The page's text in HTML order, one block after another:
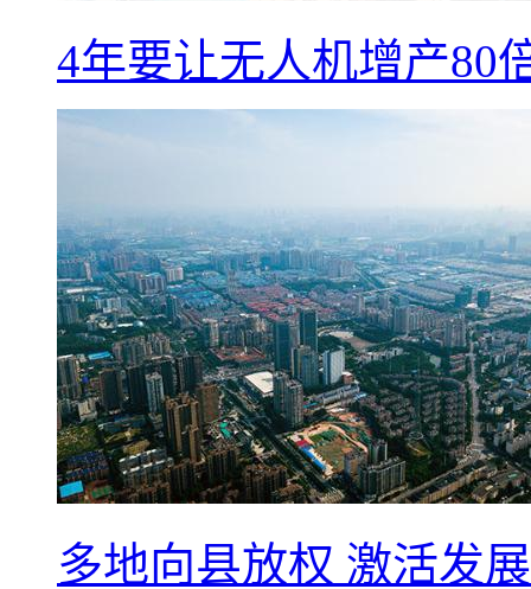
4年要让无人机增产80
多地向县放权 激活发